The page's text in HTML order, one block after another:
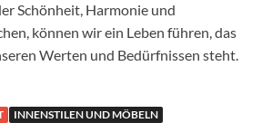
Schönheit, Harmonie und
können wir ein Leben führen, das
Werten und Bedürfnissen steht.
INNENSTILEN UND MÖBELN